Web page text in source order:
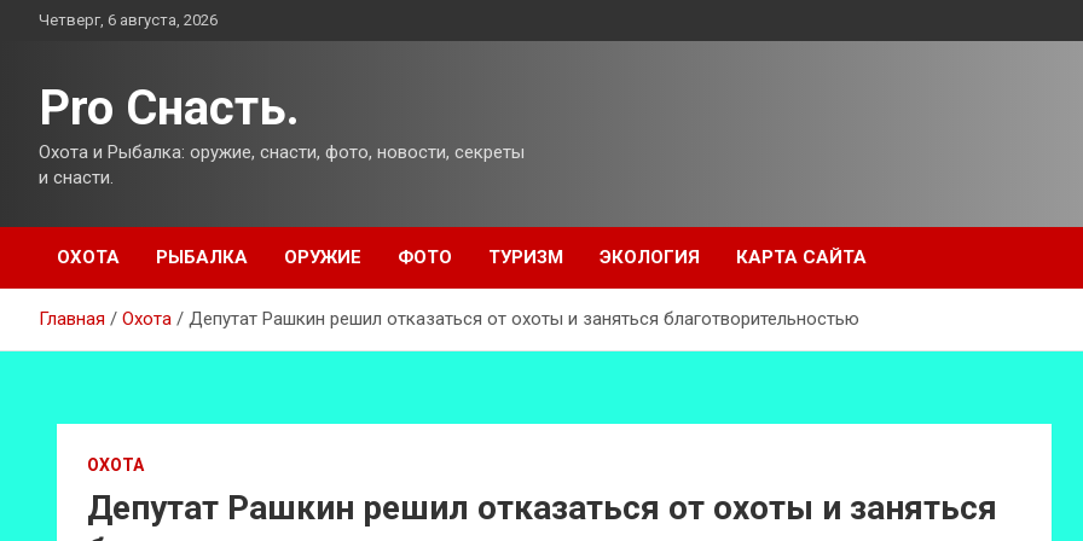
ПерейтиЧетверг, 6 августа, 2026
Pro Снасть.
Охота и Рыбалка: оружие, снасти, фото, новости, секреты
и снасти.
ОХОТА РЫБАЛКА ОРУЖИЕ ФОТО ТУРИЗМ ЭКОЛОГИЯ КАРТА САЙТА
Главная Охота Депутат Рашкин решил отказаться от охоты и заняться благотворительностью
ОХОТА
Депутат Рашкин решил отказаться от охоты и заняться